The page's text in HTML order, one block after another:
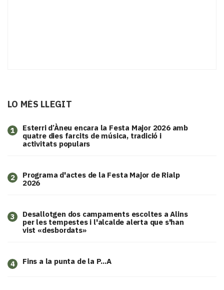
LO MÉS LLEGIT
1
Esterri d’Àneu encara la Festa Major 2026 amb
quatre dies farcits de música, tradició i
activitats populars
2
Programa d'actes de la Festa Major de Rialp
2026
3
​Desallotgen dos campaments escoltes a Alins
per les tempestes i l'alcalde alerta que s'han
vist «desbordats»
4 Fins a la punta de la P...A